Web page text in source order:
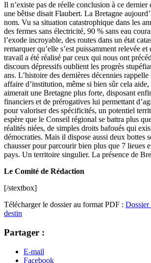
Il n’existe pas de réelle conclusion à ce dernier
une bêtise disait Flaubert. La Bretagne
nom. Vu sa situation catastrophique dans les
des fermes sans électricité, 90 % sans eau
l’exode incroyable, des routes dans un état
remarquer qu’elle s’est puissamment relevée et
travail a été réalisé par ceux qui nous ont
discours dépressifs oublient les progrès
ans. L’histoire des dernières décennies rappelle
affaire d’institution, même si bien sûr cela
aimerait une Bretagne plus forte, disposant
financiers et de prérogatives lui permettant
pour valoriser des spécificités, un potentiel
espère que le Conseil régional se battra plus
réalités niées, de simples droits bafoués qui
démocraties. Mais il dispose aussi deux bottes
chausser pour parcourir bien plus que 7 lieues
pays. Un territoire singulier. La présence de
Le Comité de Rédaction
[/stextbox]
Télécharger le dossier au format PDF :
destin
Partager :
E-mail
Facebook